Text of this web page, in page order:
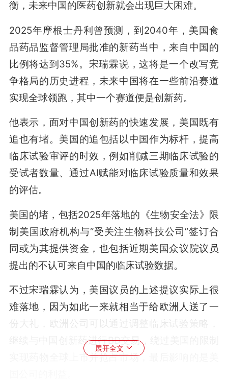
衡，未来中国的医药创新就会出现巨大困难。
2025年摩根士丹利曾预测，到2040年，美国食
品药品监督管理局批准的新药当中，来自中国的
比例将达到35%。宋瑞霖说，这将是一个改写竞
争格局的历史进程，未来中国将在一些前沿赛道
实现全球领跑，其中一个赛道便是创新药。
他表示，面对中国创新药的快速发展，美国既有
追也有堵。美国的追包括以中国作为标杆，提高
临床试验审评的时效，例如削减三期临床试验的
受试者数量、通过AI赋能对临床试验质量和效果
的评估。
美国的堵，包括2025年落地的《生物安全法》限
制美国政府机构与“受关注生物科技公司”签订合
同或为其提供资金，也包括近期美国众议院议员
提出的不认可来自中国的临床试验数据。
不过宋瑞霖认为，美国议员的上述提议实际上很
难落地，因为如此一来就相当于给欧洲人送了一
继续与中国创新药进行BD交易，绕过美国的限制
实现药物全球上市并抢占市场，最后影响的是美
展开全文